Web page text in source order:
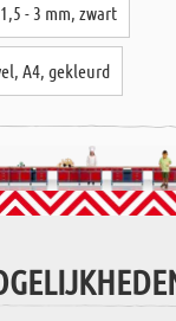
- 3 mm, zwart
A4, gekleurd